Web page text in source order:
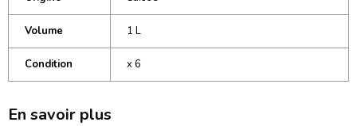
Volume 1 L
Condition x 6
En savoir plus